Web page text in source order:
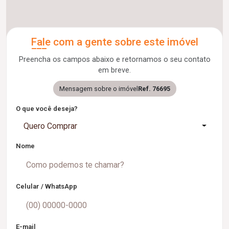
Fale com a gente sobre este imóvel
Preencha os campos abaixo e retornamos o seu contato
em breve.
Mensagem sobre o imóvelRef. 76695
O que você deseja?
Quero Comprar
Nome
Celular / WhatsApp
E-mail